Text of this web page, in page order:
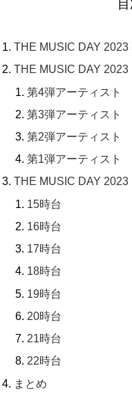
THE MUSIC DAY 2023
THE MUSIC DAY
第4弾アーティスト
第3弾アーティスト
第2弾アーティスト
第1弾アーティスト
THE MUSIC DAY
15時台
16時台
17時台
18時台
19時台
20時台
21時台
22時台
まとめ